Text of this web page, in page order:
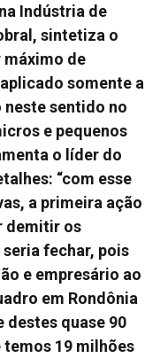
Indústria de
sintetiza o
máximo de
somente a
sentido no
e pequenos
o líder do
“com esse
a primeira ação
demitir os
fechar, pois
e empresário ao
em Rondônia
destes quase 90
temos 19 milhões